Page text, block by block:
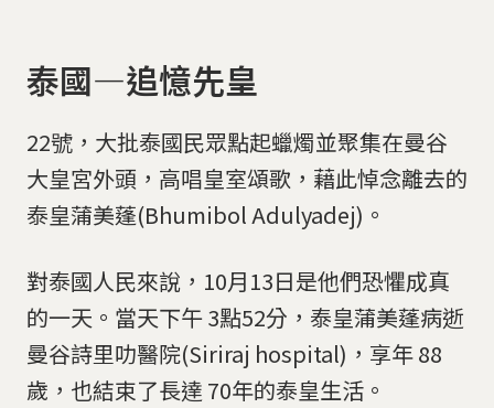
泰國—追憶先皇
22號，大批泰國民眾點起蠟燭並聚集在曼谷
大皇宮外頭，高唱皇室頌歌，藉此悼念離去的
泰皇蒲美蓬(Bhumibol Adulyadej)。
對泰國人民來說，10月13日是他們恐懼成真
的一天。當天下午 3點52分，泰皇蒲美蓬病逝
曼谷詩里叻醫院(Siriraj hospital)，享年 88
歲，也結束了長達 70年的泰皇生活。